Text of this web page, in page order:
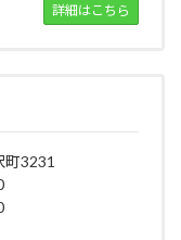
詳細はこちら
3231